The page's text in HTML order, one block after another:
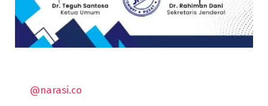
@narasi.co